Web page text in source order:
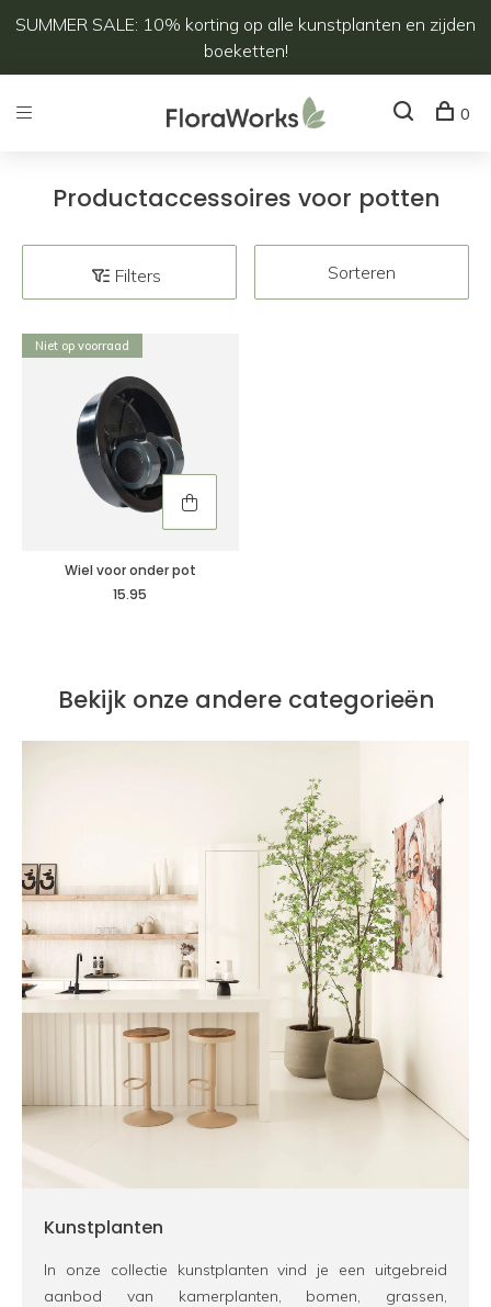
SUMMER SALE: 10% korting op alle kunstplanten en zijden
boeketten!
0
Productaccessoires voor potten
Filters Sorteren
Niet op voorraad
Wiel voor onder pot
15.95
Bekijk onze andere categorieën
Kunstplanten
In onze collectie kunstplanten vind je een uitgebreid
aanbod van kamerplanten, bomen, grassen,